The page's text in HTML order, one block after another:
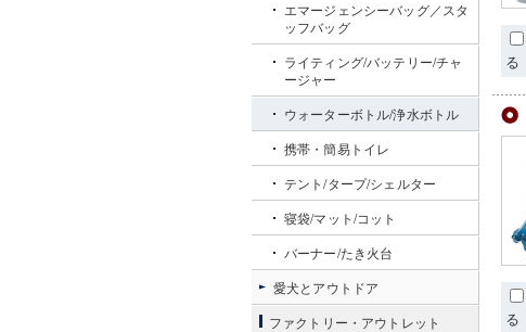
る
る
エマージェンシーバッグ／スタ
ッフバッグ
ライティング/バッテリー/チャ
ージャー
ウォーターボトル/浄水ボトル
携帯・簡易トイレ
テント/タープ/シェルター
寝袋/マット/コット
バーナー/たき火台
愛犬とアウトドア
ファクトリー・アウトレット